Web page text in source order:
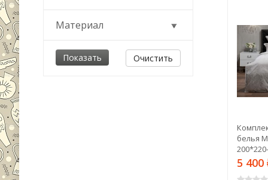
белья
5 400
Материал
Очистить